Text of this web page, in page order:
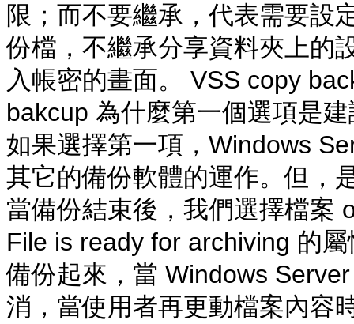
限；而不要繼承，代表需要設
份檔，不繼承分享資料夾上的
入帳密的畫面。 VSS copy
bakcup 為什麼第一個選項是
如果選擇第一項，Windows
其它的備份軟體的運作。但，
當備份結束後，我們選擇檔案
File is ready for archiving 的
備份起來，當 Windows
消，當使用者再更動檔案內容